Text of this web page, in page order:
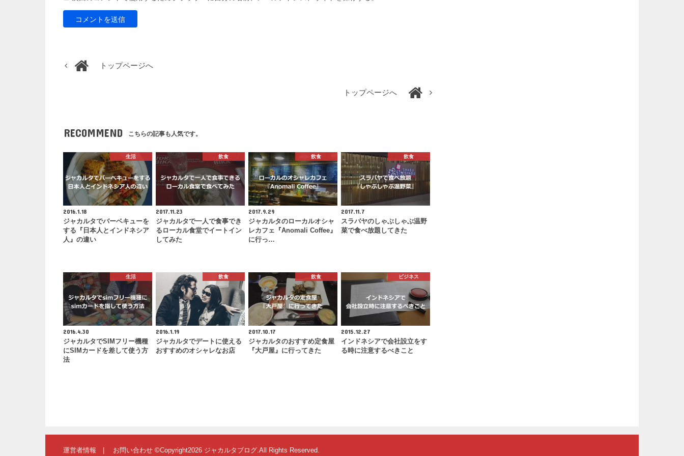
トップページへ
トップページへ
RECOMMEND こちらの記事も人気です。
生活
2016.1.18
ジャカルタでバーベキューを
する『日本人とインドネシア
人』の違い
飲食
2017.11.23
ジャカルタで一人で食事でき
るローカル食堂でイートイン
してみた
飲食
2017.9.29
ジャカルタのローカルオシャ
レカフェ『Anomali Coffee』
に行っ…
飲食
2017.11.7
スラバヤのしゃぶしゃぶ温野
菜で食べ放題してきた
生活
2016.4.30
ジャカルタでSIMフリー機種
にSIMカードを差して使う方
法
飲食
2016.1.19
ジャカルタでデートに使える
おすすめのオシャレなお店
飲食
2017.10.17
ジャカルタのおすすめ定食屋
『大戸屋』に行ってきた
ビジネス
2015.12.27
インドネシアで会社設立をす
る時に注意するべきこと
運営者情報 お問い合わせ ©Copyright2026 ジャカルタブログ.All Rights Reserved.